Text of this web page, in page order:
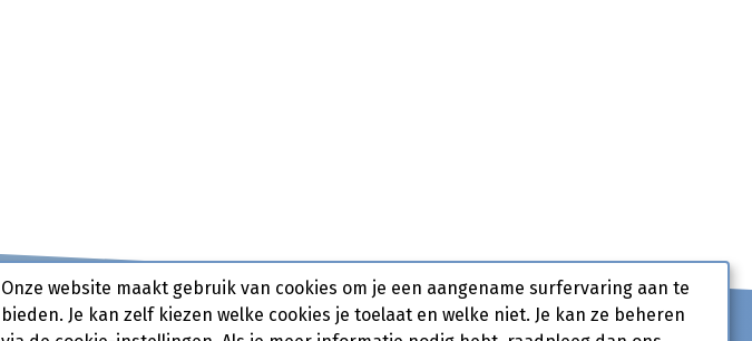
Onze website maakt gebruik van cookies om je een aangename surfervaring aan te
bieden. Je kan zelf kiezen welke cookies je toelaat en welke niet. Je kan ze beheren